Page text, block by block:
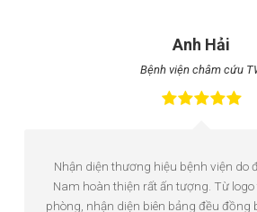
Anh Hải
Bệnh viện châm cứu
Nhận diện thương hiệu bệnh viện do
Nam hoàn thiện rất ấn tượng. Từ
phòng, nhận diện biên bảng đều